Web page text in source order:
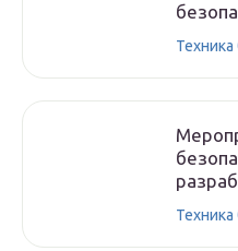
Техника
Техника